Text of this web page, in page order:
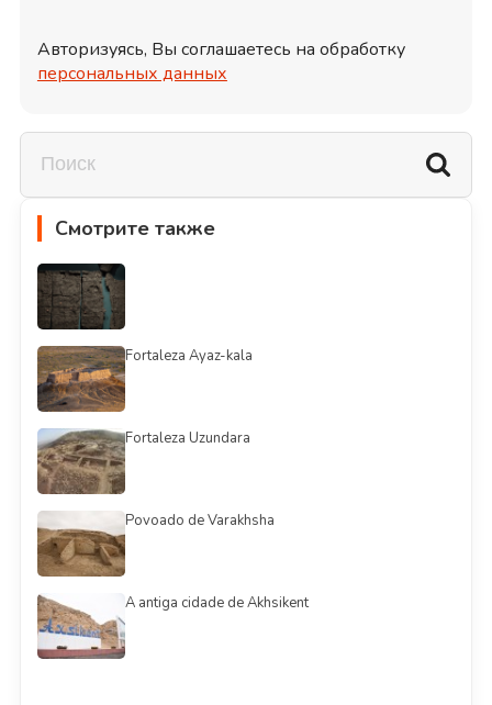
Авторизуясь, Вы соглашаетесь на обработку
персональных данных
Смотрите также
Fortaleza Ayaz-kala
Fortaleza Uzundara
Povoado de Varakhsha
A antiga cidade de Akhsikent